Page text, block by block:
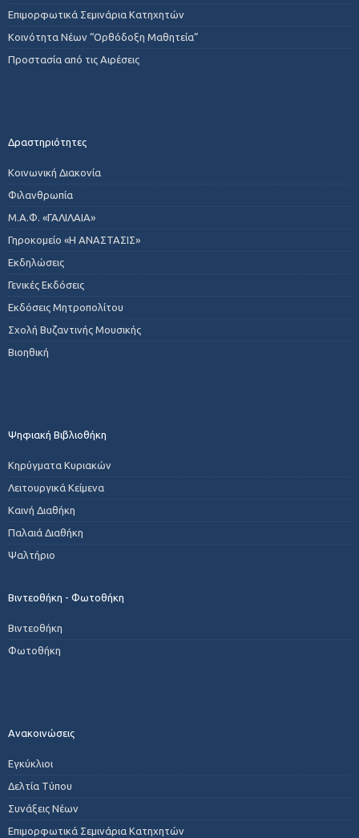
Επιμορφωτικά Σεμινάρια Κατηχητών
Κοινότητα Νέων “Ορθόδοξη Μαθητεία”
Προστασία από τις Αιρέσεις
Δραστηριότητες
Κοινωνική Διακονία
Φιλανθρωπία
Μ.Α.Φ. «ΓΑΛΙΛΑΙΑ»
Γηροκομείο «Η ΑΝΑΣΤΑΣΙΣ»
Εκδηλώσεις
Γενικές Εκδόσεις
Εκδόσεις Μητροπολίτου
Σχολή Βυζαντινής Μουσικής
Βιοηθική
Ψηφιακή Βιβλιοθήκη
Κηρύγματα Κυριακών
Λειτουργικά Κείμενα
Καινή Διαθήκη
Παλαιά Διαθήκη
Ψαλτήριο
Βιντεοθήκη - Φωτοθήκη
Βιντεοθήκη
Φωτοθήκη
Ανακοινώσεις
Εγκύκλιοι
Δελτία Τύπου
Συνάξεις Νέων
Επιμορφωτικά Σεμινάρια Κατηχητών